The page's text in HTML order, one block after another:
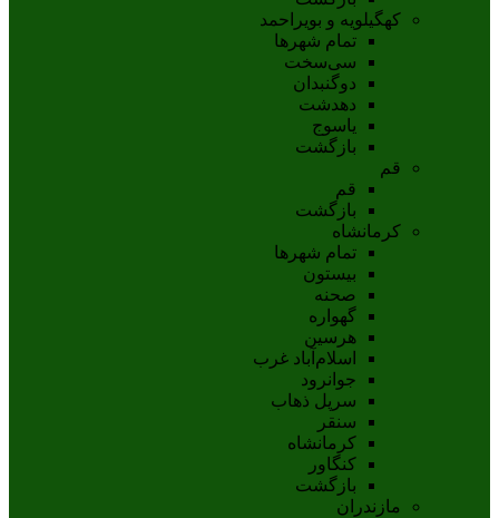
کهگیلویه و بویراحمد
تمام شهر‌ها
سی‌سخت
دوگنبدان
دهدشت
ياسوج
بازگشت
قم
قم
بازگشت
کرمانشاه
تمام شهر‌ها
بیستون
صحنه
گهواره
هرسین
اسلام‌‌آباد غرب
جوانرود
سرپل ذهاب
سنقر
کرمانشاه
کنگاور
بازگشت
مازندران